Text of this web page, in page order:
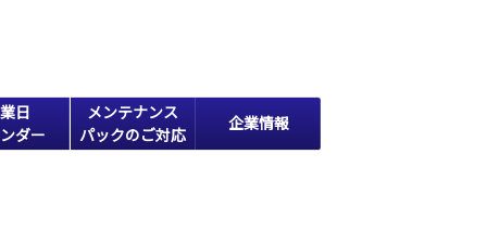
日
ダー
メンテナンス
パックのご対応
企業情報